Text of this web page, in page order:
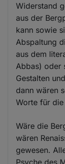
Widerstand
aus der
kann sowie
Abspaltung
aus dem
Abbas) oder
Gestalten
dann wären
Worte für
Wäre die
wären
gewesen.
Psyche des